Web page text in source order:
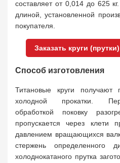
составляет от 0,014 до 625
длиной, установленной
покупателя.
Заказать круги
Способ изготовления
Титановые круги получают
холодной прокатки.
обработкой поковку
пропускается через клети
давлением вращающихся
стержень определенного
холоднокатаного прутка